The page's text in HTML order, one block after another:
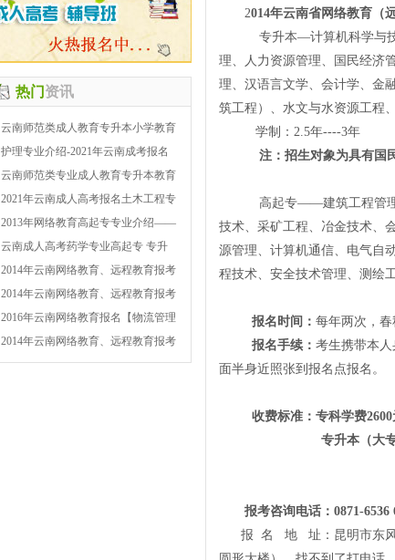
热门 资讯
云南师范类成人教育专升本小学教育
护理专业介绍-2021年云南成考报名
云南师范类专业成人教育专升本教育
2021年云南成人高考报名土木工程专
2013年网络教育高起专专业介绍——
云南成人高考药学专业高起专 专升
2014年云南网络教育、远程教育报考
2014年云南网络教育、远程教育报考
2016年云南网络教育报名【物流管理
2014年云南网络教育、远程教育报考
2014年云南省网络教育（
专升本—计算机科学与技
理、人力资源管理、国民经济管
理、汉语言文学、会计学、金
筑工程）、水文与水资源工程
学制：2.5年----3年
注：招生对象为具有国民
高起专——建筑工程管理、
技术、采矿工程、冶金技术、
源管理、计算机通信、电气自
程技术、安全技术管理、测绘
报名时间： 每年两次，
报名手续： 考生携带本
面半身近照张到报名点报名。
收费标准：专科学费2600元
专升本（大
报考咨询电话：0871-6536
报 名 地 址：昆明市东风西